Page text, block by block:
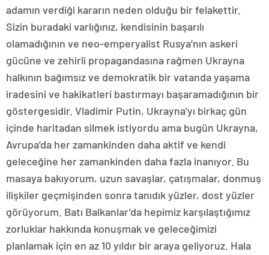
adamın verdiği kararın neden olduğu bir felakettir.
Sizin buradaki varlığınız, kendisinin başarılı
olamadığının ve neo-emperyalist Rusya’nın askeri
gücüne ve zehirli propagandasına rağmen Ukrayna
halkının bağımsız ve demokratik bir vatanda yaşama
iradesini ve hakikatleri bastırmayı başaramadığının bir
göstergesidir. Vladimir Putin, Ukrayna’yı birkaç gün
içinde haritadan silmek istiyordu ama bugün Ukrayna,
Avrupa’da her zamankinden daha aktif ve kendi
geleceğine her zamankinden daha fazla inanıyor. Bu
masaya bakıyorum, uzun savaşlar, çatışmalar, donmuş
ilişkiler geçmişinden sonra tanıdık yüzler, dost yüzler
görüyorum. Batı Balkanlar’da hepimiz karşılaştığımız
zorluklar hakkında konuşmak ve geleceğimizi
planlamak için en az 10 yıldır bir araya geliyoruz. Hala